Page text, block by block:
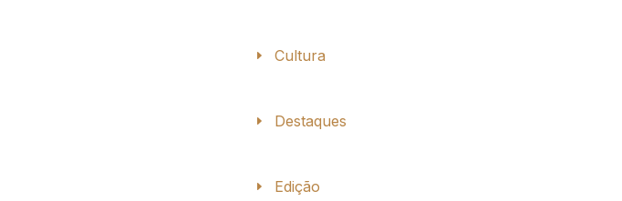
Cultura
Destaques
Edição